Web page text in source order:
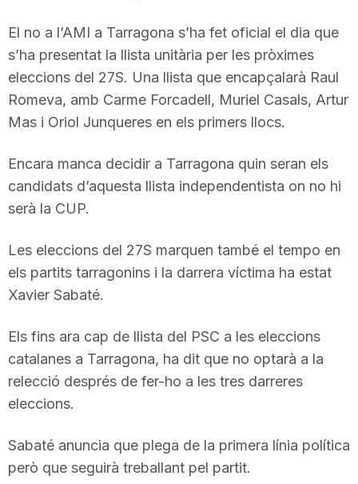
o
n
El no a l’AMI a Tarragona s’ha fet oficial el dia que
s’ha presentat la llista unitària per les pròximes
eleccions del 27S. Una llista que encapçalarà Raul
Romeva, amb Carme Forcadell, Muriel Casals, Artur
Mas i Oriol Junqueres en els primers llocs.
Encara manca decidir a Tarragona quin seran els
candidats d’aquesta llista independentista on no hi
serà la CUP.
Les eleccions del 27S marquen també el tempo en
els partits tarragonins i la darrera víctima ha estat
Xavier Sabaté.
Els fins ara cap de llista del PSC a les eleccions
catalanes a Tarragona, ha dit que no optarà a la
relecció després de fer-ho a les tres darreres
eleccions.
Sabaté anuncia que plega de la primera línia política
però que seguirà treballant pel partit.